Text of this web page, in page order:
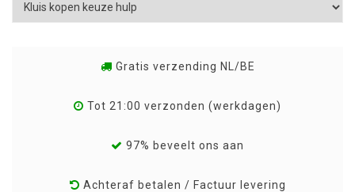
Gratis verzending NL/BE
Tot 21:00 verzonden (werkdagen)
97% beveelt ons aan
Achteraf betalen / Factuur levering